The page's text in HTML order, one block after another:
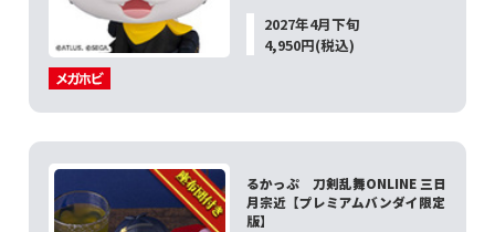
2027年4月下旬
4,950円(税込)
るかっぷ 刀剣乱舞ONLINE 三日
月宗近【プレミアムバンダイ限定
版】